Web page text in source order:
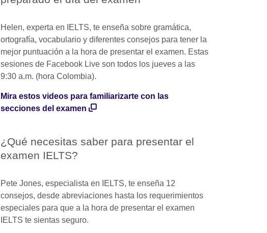
Helen, experta en IELTS, te enseña sobre gramática,
ortografía, vocabulario y diferentes consejos para tener la
mejor puntuación a la hora de presentar el examen. Estas
sesiones de Facebook Live son todos los jueves a las
9:30 a.m. (hora Colombia).
Mira estos videos para familiarizarte con las
secciones del examen
¿Qué necesitas saber para presentar el
examen IELTS?
Pete Jones, especialista en IELTS, te enseña 12
consejos, desde abreviaciones hasta los requerimientos
especiales para que a la hora de presentar el examen
IELTS te sientas seguro.